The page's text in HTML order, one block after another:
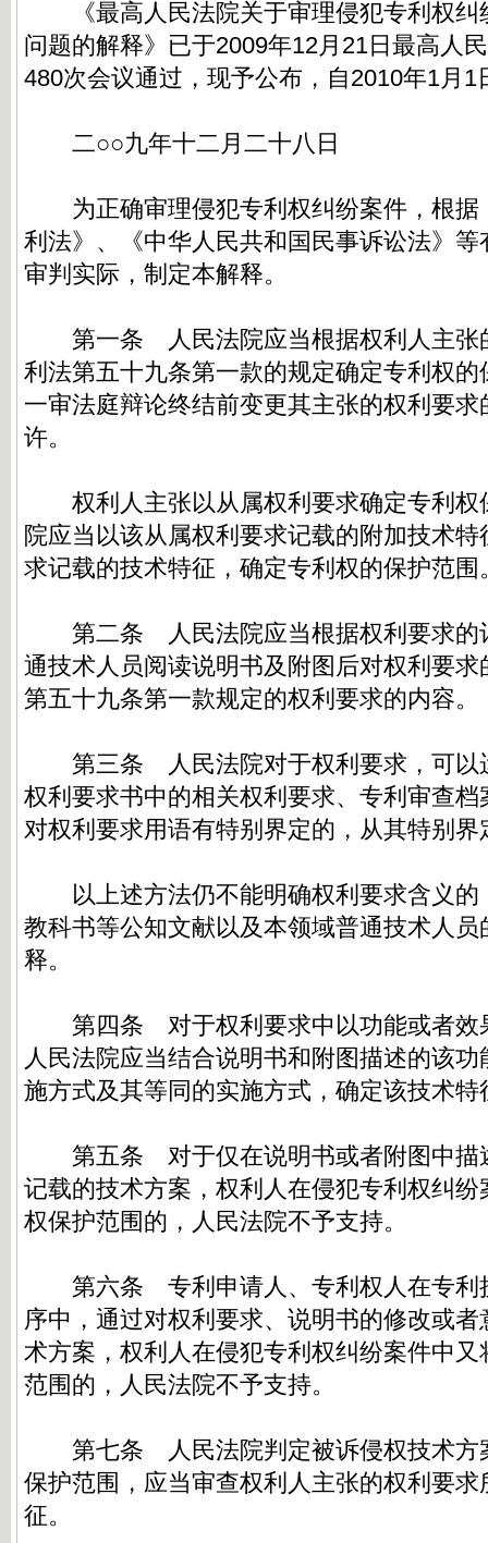
《最高人民法院关于审理侵犯专利权纠
问题的解释》已于2009年12月21日最高人
480次会议通过，现予公布，自2010年1月1
二○○九年十二月二十八日
为正确审理侵犯专利权纠纷案件，根据
利法》、《中华人民共和国民事诉讼法》
审判实际，制定本解释。
第一条 人民法院应当根据权利人主张
利法第五十九条第一款的规定确定专利权
一审法庭辩论终结前变更其主张的权利要
许。
权利人主张以从属权利要求确定专利权
院应当以该从属权利要求记载的附加技术
求记载的技术特征，确定专利权的保护范围
第二条 人民法院应当根据权利要求的
通技术人员阅读说明书及附图后对权利要
第五十九条第一款规定的权利要求的内容。
第三条 人民法院对于权利要求，可以
权利要求书中的相关权利要求、专利审查
对权利要求用语有特别界定的，从其特别界
以上述方法仍不能明确权利要求含义的
教科书等公知文献以及本领域普通技术人
释。
第四条 对于权利要求中以功能或者效
人民法院应当结合说明书和附图描述的该
施方式及其等同的实施方式，确定该技术特
第五条 对于仅在说明书或者附图中描
记载的技术方案，权利人在侵犯专利权纠
权保护范围的，人民法院不予支持。
第六条 专利申请人、专利权人在专利
序中，通过对权利要求、说明书的修改或
术方案，权利人在侵犯专利权纠纷案件中
范围的，人民法院不予支持。
第七条 人民法院判定被诉侵权技术方
保护范围，应当审查权利人主张的权利要
征。